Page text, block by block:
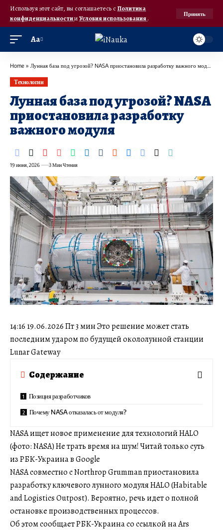
Используя этот сайт, вы соглашаетесь с Политика
конфиденциальностииУсловия использования.
Принять
Аа
Home » Лунная база под угрозой? NASA приостановила разработку важного модуля
Технологии
Лунная база под угрозой? NASA
приостановила разработку
важного модуля
19 июня, 2026 3 Мин Чтения
14:16 19.06.2026 Пт 3 мин Это решение может стать
последним ударом по будущей окололунной станции
Lunar Gateway
Содержание
Позиция разработчиков
Почему NASA отказалась от модуля?
NASA ищет новое применение для технологий HALO
(фото: NASA) Не трать время на шум! Читай только суть
из РБК-Украина в Google
NASA совместно с Northrop Grumman приостановила
разработку ключевого лунного модуля HALO (Habitable
and Logistics Outpost). Вероятно, речь идет о полной
остановке производственных процессов.
Об этом сообщает РБК-Украина со ссылкой на Ars